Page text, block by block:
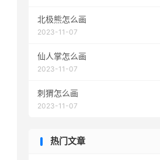
北极熊怎么画
2023-11-07
仙人掌怎么画
2023-11-07
刺猬怎么画
2023-11-07
热门文章